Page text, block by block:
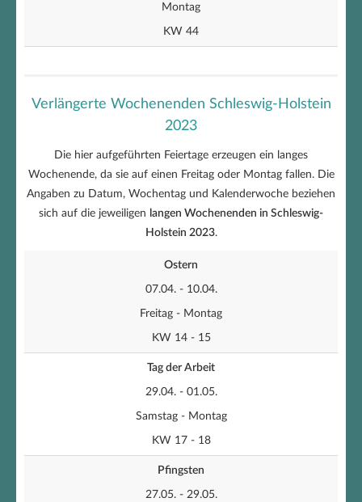
Montag
KW 44
Verlängerte Wochenenden Schleswig-Holstein
2023
Die hier aufgeführten Feiertage erzeugen ein langes
Wochenende, da sie auf einen Freitag oder Montag fallen. Die
Angaben zu Datum, Wochentag und Kalenderwoche beziehen
sich auf die jeweiligen langen Wochenenden in Schleswig-
Holstein 2023.
Ostern
07.04. - 10.04.
Freitag - Montag
KW 14 - 15
Tag der Arbeit
29.04. - 01.05.
Samstag - Montag
KW 17 - 18
Pfingsten
27.05. - 29.05.